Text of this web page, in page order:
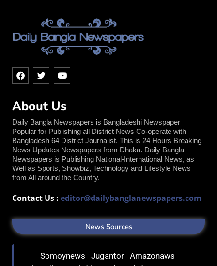
F
a
c
b
o
o
k
T
w
i
t
e
r
Y
o
u
u
b
e
About Us
Daily Bangla Newspapers is Bangladeshi Newspaper
Popular for Publishing all District News Co-operate with
Bangladesh 64 District Journalist. This is 24 Hours Breaking
News Updates Newspapers from Dhaka. Daily Bangla
Newspapers is Publishing National-International News, as
Well as Sports, Showbiz, Technology and Lifestyle News
from All around the Country.
Contact Us : editor@dailybanglanewspapers.com
News Sources
Somoynews Jugantor Amazonaws